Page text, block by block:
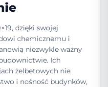
dzięki swojej
chemicznemu i
niezwykle ważny
Ich
żelbetowych nie
i nośność budynków,